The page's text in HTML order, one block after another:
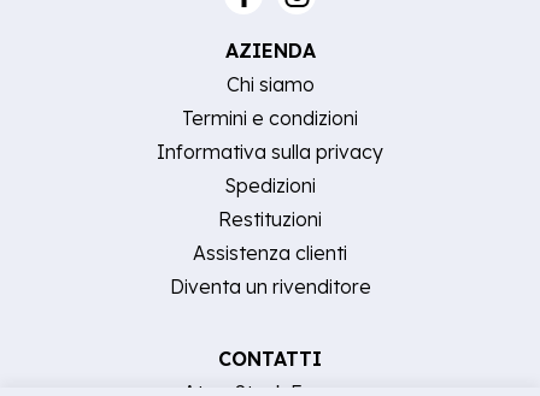
AZIENDA
Chi siamo
Termini e condizioni
Informativa sulla privacy
Spedizioni
Restituzioni
Assistenza clienti
Diventa un rivenditore
CONTATTI